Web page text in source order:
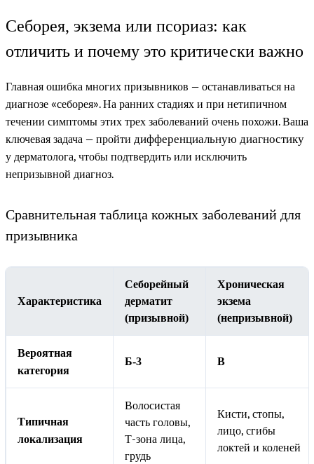
Себорея, экзема или псориаз: как
отличить и почему это критически важно
Главная ошибка многих призывников — останавливаться на
диагнозе «себорея». На ранних стадиях и при нетипичном
течении симптомы этих трех заболеваний очень похожи. Ваша
ключевая задача — пройти дифференциальную диагностику
у дерматолога, чтобы подтвердить или исключить
непризывной диагноз.
Сравнительная таблица кожных заболеваний для
призывника
Характеристика
Себорейный
дерматит
(призывной)
Хроническая
экзема
(непризывной)
Вероятная
категория
Б-3 В
Типичная
локализация
Волосистая
часть головы,
Т-зона лица,
грудь
Кисти, стопы,
лицо, сгибы
локтей и коленей